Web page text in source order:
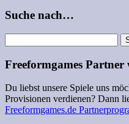
Suche nach…
nach:
Freeformgames Partner
Du liebst unsere Spiele uns
Provisionen verdienen? Dann
Freeformgames.de